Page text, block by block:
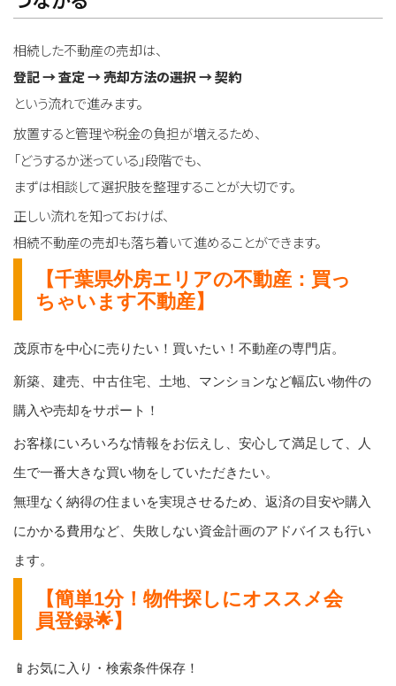
相続した不動産の売却は、
登記 → 査定 → 売却方法の選択 → 契約
という流れで進みます。
放置すると管理や税金の負担が増えるため、
「どうするか迷っている」段階でも、
まずは相談して選択肢を整理することが大切です。
正しい流れを知っておけば、
相続不動産の売却も落ち着いて進めることができます。
【千葉県外房エリアの不動産：買っ
ちゃいます不動産】
茂原市を中心に売りたい！買いたい！不動産の専門店。
新築、建売、中古住宅、土地、マンションなど幅広い物件の
購入や売却をサポート！
お客様にいろいろな情報をお伝えし、安心して満足して、人
生で一番大きな買い物をしていただきたい。
無理なく納得の住まいを実現させるため、返済の目安や購入
にかかる費用など、失敗しない資金計画のアドバイスも行い
ます。
【簡単1分！物件探しにオススメ会
員登録🌟】
📱お気に入り・検索条件保存！